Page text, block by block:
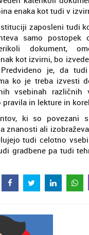
enaka kot tudi v
zaposleni tudi
samo postopek
dokument,
kot izvirni, bo
je, da
ko je treba izvesti
vsebinah različnih
in lekture in
ki so povezani
znanosti ali
tudi celotno
gradbene pa tudi